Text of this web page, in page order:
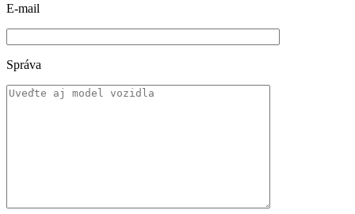
E-mail
Správa